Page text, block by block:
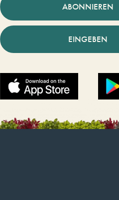
ABONNIEREN
EINGEBEN